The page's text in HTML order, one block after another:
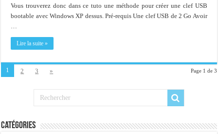
Vous trouverez donc dans ce tuto une méthode pour créer une clef USB
bootable avec Windows XP dessus. Pré-requis Une clef USB de 2 Go Avoir
…
Lire la suite »
Page 1 de 3
1 2 3 »
Catégories